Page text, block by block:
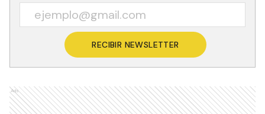
RECIBIR NEWSLETTER
Ads